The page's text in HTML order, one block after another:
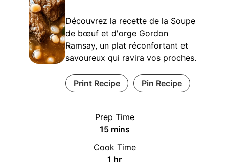
Découvrez la recette de la Soupe
de bœuf et d'orge Gordon
Ramsay, un plat réconfortant et
savoureux qui ravira vos proches.
Print Recipe Pin Recipe
Prep Time
15minutes
mins
Cook Time
1 hour
hr